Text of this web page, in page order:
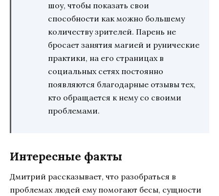
шоу, чтобы показать свои
способности как можно большему
количеству зрителей. Парень не
бросает занятия магией и рунические
практики, на его страницах в
социальных сетях постоянно
появляются благодарные отзывы тех,
кто обращается к нему со своими
проблемами.
Интересные факты
Дмитрий рассказывает, что разобраться в
проблемах людей ему помогают бесы, сущности